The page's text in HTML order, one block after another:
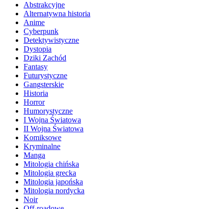
Abstrakcyjne
Alternatywna historia
Anime
Cyberpunk
Detektywistyczne
Dystopia
Dziki Zachód
Fantasy
Futurystyczne
Gangsterskie
Historia
Horror
Humorystyczne
I Wojna Światowa
II Wojna Światowa
Komiksowe
Kryminalne
Manga
Mitologia chińska
Mitologia grecka
Mitologia japońska
Mitologia nordycka
Noir